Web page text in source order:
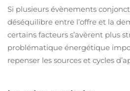
Si plusieurs évènements
déséquilibre entre l’offre et la
certains facteurs s’avèrent plus
problématique énergétique
repenser les sources et cycles